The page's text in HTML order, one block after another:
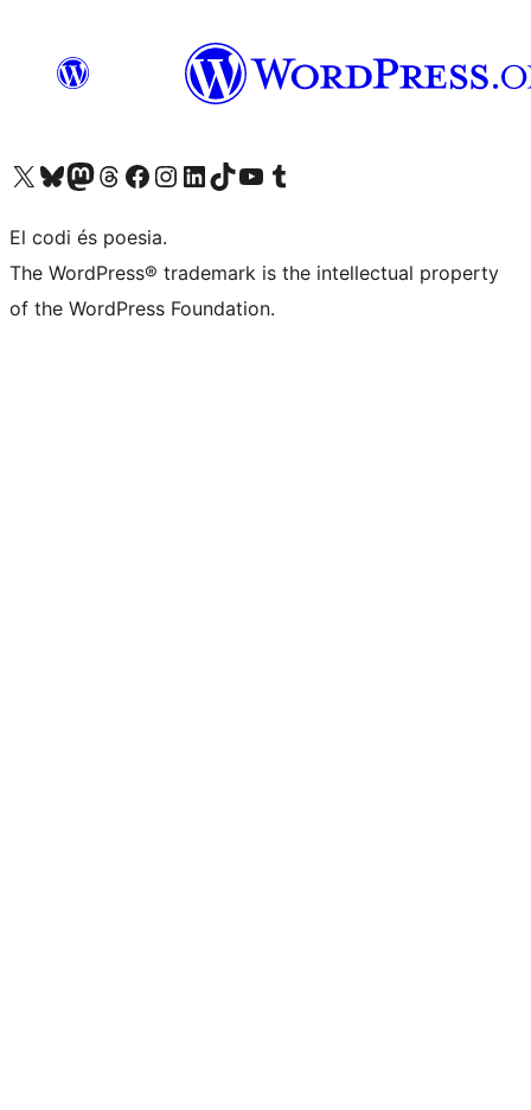
Visiteu el nostre compte X (abans Twitter)
Visiteu el nostre compte de Bluesky
Visiteu el nostre compte al Mastodon
Visiteu el nostre compte de Threads
Visiteu la nostra pàgina al Facebook
Visiteu el nostre compte d'Instagram
Visiteu el nostre compte de LinkedIn
Visiteu el nostre compte de TikTok
Visiteu el nostre canal al YouTube
Visiteu el nostre compte de Tumblr
El codi és poesia.
The WordPress® trademark is the intellectual property
of the WordPress Foundation.